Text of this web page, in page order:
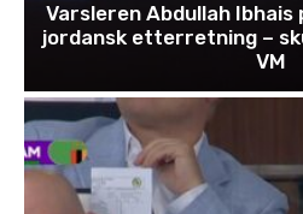
Varsleren Abdullah
jordansk etterretning –
VM